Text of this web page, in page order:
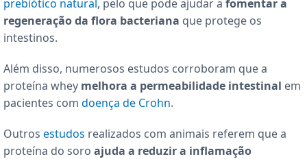
prebiótico natural, pelo que pode ajudar a fomentar a
regeneração da flora bacteriana que protege os
intestinos.
Além disso, numerosos estudos corroboram que a
proteína whey melhora a permeabilidade intestinal em
pacientes com doença de Crohn.
Outros estudos realizados com animais referem que a
proteína do soro ajuda a reduzir a inflamação